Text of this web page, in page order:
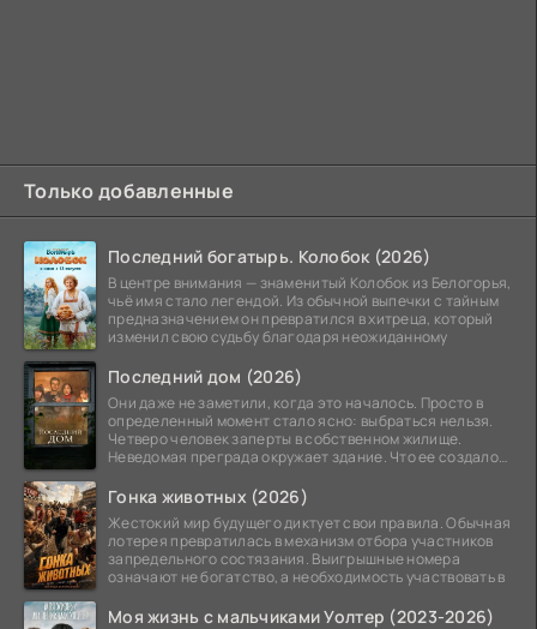
Только добавленные
Последний богатырь. Колобок (2026)
В центре внимания — знаменитый Колобок из Белогорья,
чьё имя стало легендой. Из обычной выпечки с тайным
предназначением он превратился в хитреца, который
изменил свою судьбу благодаря неожиданному
Последний дом (2026)
Они даже не заметили, когда это началось. Просто в
определенный момент стало ясно: выбраться нельзя.
Четверо человек заперты в собственном жилище.
Неведомая преграда окружает здание. Что ее создало
Гонка животных (2026)
Жестокий мир будущего диктует свои правила. Обычная
лотерея превратилась в механизм отбора участников
запредельного состязания. Выигрышные номера
означают не богатство, а необходимость участвовать в
Моя жизнь с мальчиками Уолтер (2023-2026)